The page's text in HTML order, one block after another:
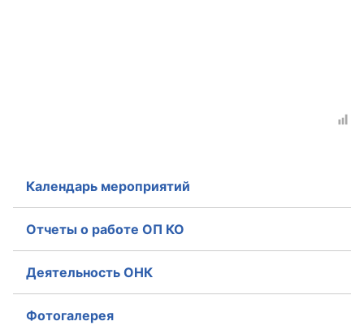
Календарь мероприятий
Отчеты о работе ОП КО
Деятельность ОНК
Фотогалерея